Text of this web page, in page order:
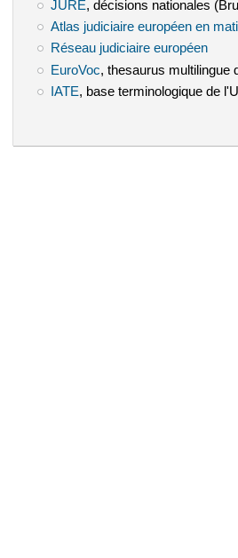
JURE (le lien est externe)
, décisions nationales
Atlas judiciaire européen en
Réseau judiciaire européen(le
EuroVoc (le lien est externe)
, thesaurus multilingue
IATE(le lien est externe)
, base terminologique de